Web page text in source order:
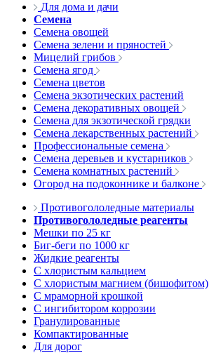
Для дома и дачи
Семена
Семена овощей
Семена зелени и пряностей
Мицелий грибов
Семена ягод
Семена цветов
Семена экзотических растений
Семена декоративных овощей
Семена для экзотической грядки
Семена лекарственных растений
Профессиональные семена
Семена деревьев и кустарников
Семена комнатных растений
Огород на подоконнике и балконе
Противогололедные материалы
Противогололедные реагенты
Мешки по 25 кг
Биг-беги по 1000 кг
Жидкие реагенты
С хлористым кальцием
С хлористым магнием (бишофитом)
С мраморной крошкой
С ингибитором коррозии
Гранулированные
Компактированные
Для дорог